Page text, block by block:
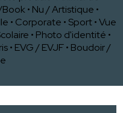
• Nu / Artistique •
• Corporate • Sport •Vue
• Photo d'identité •
• EVG / EVJF• Boudoir /